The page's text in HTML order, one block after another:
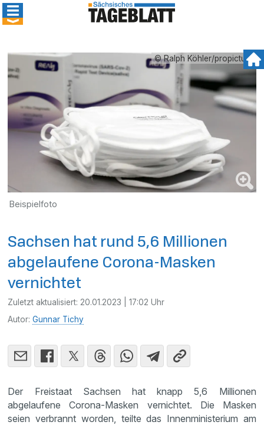
© Ralph Köhler/propicture
Beispielfoto
Sachsen hat rund 5,6 Millionen
abgelaufene Corona-Masken
vernichtet
Zuletzt aktualisiert: 20.01.2023 | 17:02 Uhr
Autor:Gunnar Tichy
Der Freistaat Sachsen hat knapp 5,6 Millionen
abgelaufene Corona-Masken vernichtet. Die Masken
seien verbrannt worden, teilte das Innenministerium am